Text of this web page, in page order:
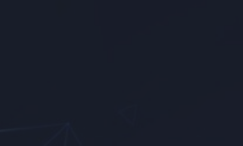
引擎中的排名，增加有机流
们的使命是通过科学的SEO策
接建设：网站权重的助推器(8
有效的策略，从而在竞争中占
见的错误。 2. 链接建设工具：
流程，例如寻找潜在的链接合
升。 四、小语种搜索引擎优化
你的武器 工具类型 功能 适用
，分析关键词竞争程度 网站
用户行为分析、页面访问量分析
求、内容偏好、信息获取渠
机、价值观等，构建完整而精
访谈、竞品分析等方法进行用
内容策略 基于对目标用户的深